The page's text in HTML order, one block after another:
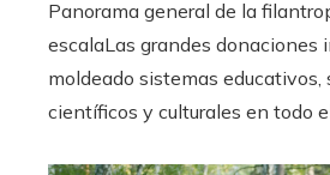
Panorama general de la
escalaLas grandes donaciones
moldeado sistemas educativos,
científicos y culturales en todo el